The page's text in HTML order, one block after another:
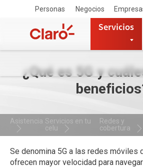
Personas Negocios
Servicios
¿Qué es 5G y
Asistencia Servicios en tu
celu
Redes y
cobertura
Se denomina 5G a las redes móviles
ofrecen mayor velocidad para